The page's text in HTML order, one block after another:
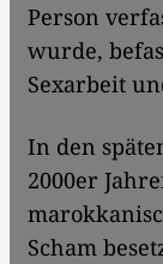
Person
wurde,
Sexarbeit
In den
2000er
Scham